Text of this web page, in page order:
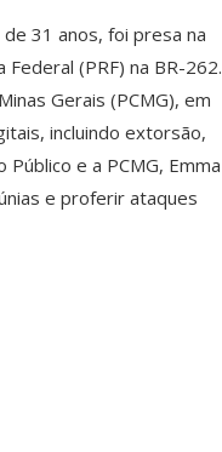
de 31 anos, foi presa na
(PRF) na BR-262.
Gerais (PCMG), em
incluindo extorsão,
e a PCMG, Emma
e proferir ataques